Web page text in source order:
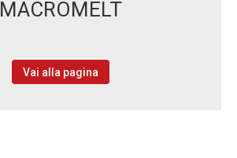
MACROMELT
Vai alla pagina